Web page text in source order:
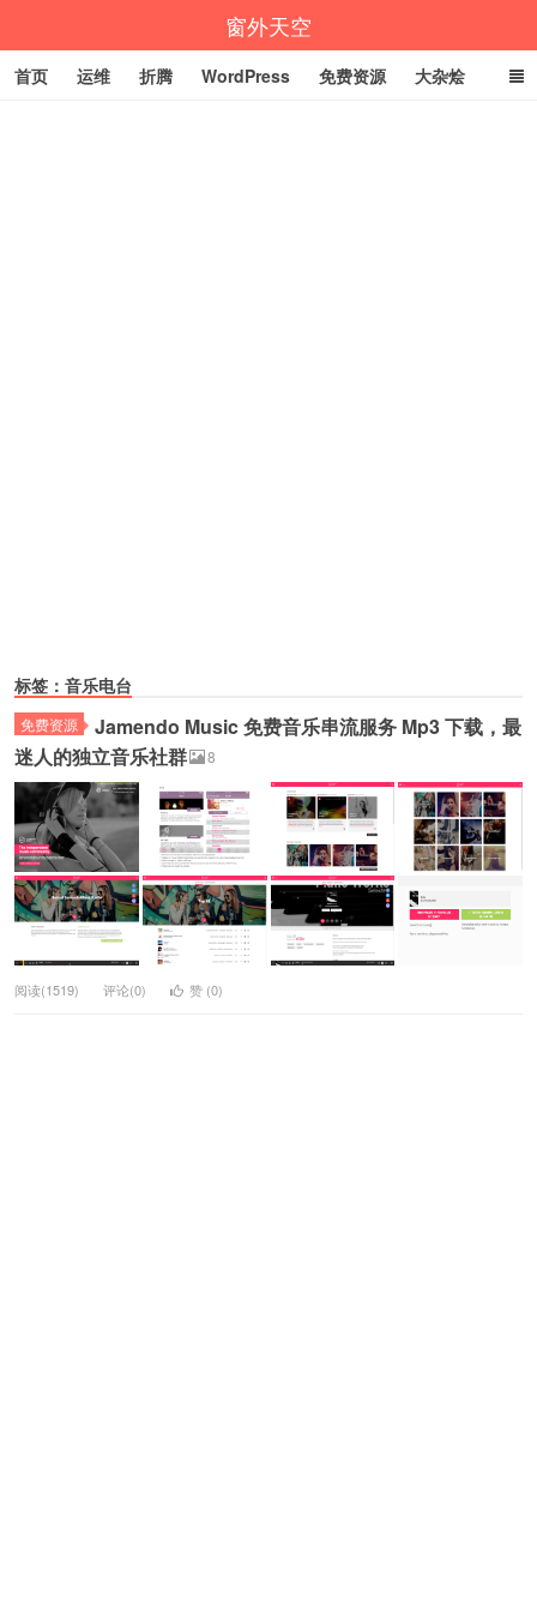
窗外天空
首页 运维 折腾 WordPress 免费资源 大杂烩
标签：音乐电台
免费资源
Jamendo Music 免费音乐串流服务 Mp3 下载，最
迷人的独立音乐社群
8
阅读(1519) 评论(0) 赞 (0)